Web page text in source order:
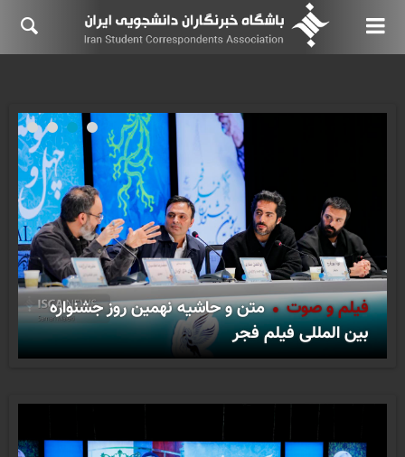
فیلم و صوت
متن و حاشیه نهمین روز جشنواره
بین المللی فیلم فجر